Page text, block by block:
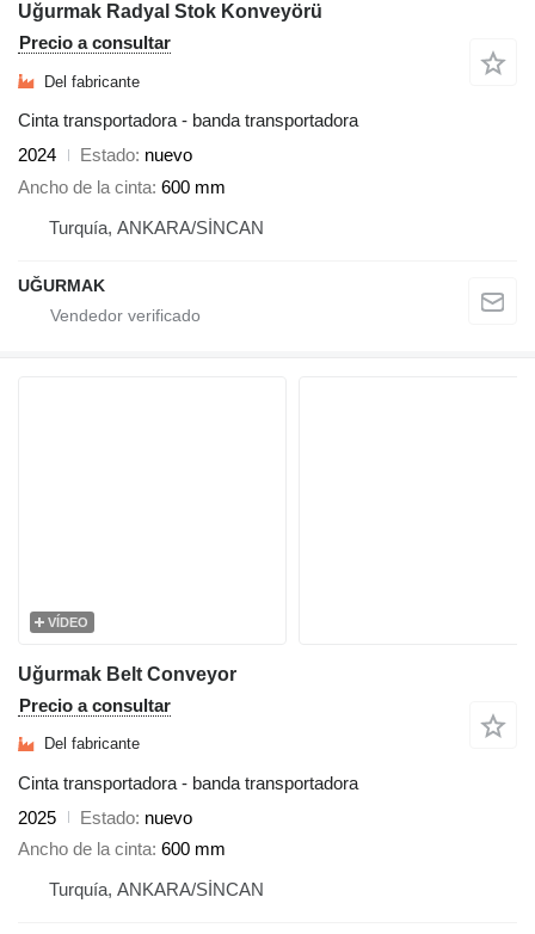
Uğurmak Radyal Stok Konveyörü
Precio a consultar
Del fabricante
Cinta transportadora - banda transportadora
2024
Estado nuevo
Ancho de la cinta 600 mm
Turquía, ANKARA/SİNCAN
UĞURMAK
VÍDEO
Uğurmak Belt Conveyor
Precio a consultar
Del fabricante
Cinta transportadora - banda transportadora
2025
Estado nuevo
Ancho de la cinta 600 mm
Turquía, ANKARA/SİNCAN